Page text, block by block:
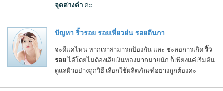
จุดด่างดำ ค่ะ
ปัญหา ริ้วรอย รอยเหี่ยวย่น รอยตีนกา
จะดีแค่ไหน หากเราสามารถป้องกัน และ ชะลอการเกิด ริ้ว
รอย ได้โดยไม่ต้องเสียเงินทองมากมายนัก ก็เพียงแค่เริ่มต้น
ดูแลผิวอย่างถูกวิธี เลือกใช้ผลิตภัณฑ์อย่างถูกต้องค่ะ